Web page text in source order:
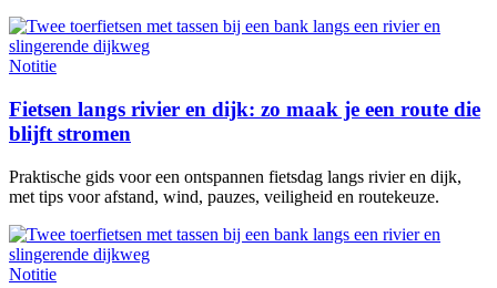
Notitie
Fietsen langs rivier en dijk: zo maak je een route die
blijft stromen
Praktische gids voor een ontspannen fietsdag langs rivier en dijk,
met tips voor afstand, wind, pauzes, veiligheid en routekeuze.
Notitie